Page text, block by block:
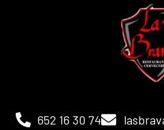
652 16 30 74